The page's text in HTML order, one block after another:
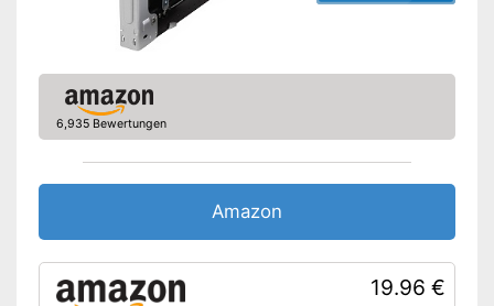
6,935 Bewertungen
Amazon
19.96 €